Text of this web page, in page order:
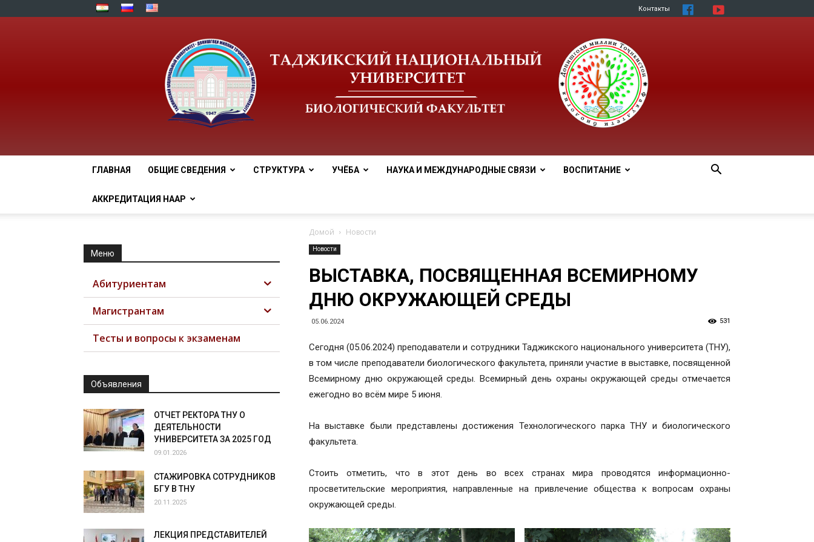
Контакты
ГЛАВНАЯ ОБЩИЕ СВЕДЕНИЯ СТРУКТУРА УЧЁБА НАУКА И МЕЖДУНАРОДНЫЕ СВЯЗИ ВОСПИТАНИЕ
АККРЕДИТАЦИЯ НААР
Домой Новости
Новости
ВЫСТАВКА, ПОСВЯЩЕННАЯ ВСЕМИРНОМУ
ДНЮ ОКРУЖАЮЩЕЙ СРЕДЫ
05.06.2024 531
Сегодня (05.06.2024) преподаватели и сотрудники Таджикского национального университета (ТНУ),
в том числе преподаватели биологического факультета, приняли участие в выставке, посвященной
Всемирному дню окружающей среды. Всемирный день охраны окружающей среды отмечается
ежегодно во всём мире 5 июня.
На выставке были представлены достижения Технологического парка ТНУ и биологического
факультета.
Стоить отметить, что в этот день во всех странах мира проводятся информационно-
просветительские мероприятия, направленные на привлечение общества к вопросам охраны
окружающей среды.
Меню
Абитуриентам
Магистрантам
Тесты и вопросы к экзаменам
Объявления
ОТЧЕТ РЕКТОРА ТНУ О
ДЕЯТЕЛЬНОСТИ
УНИВЕРСИТЕТА ЗА 2025 ГОД
09.01.2026
СТАЖИРОВКА СОТРУДНИКОВ
БГУ В ТНУ
20.11.2025
ЛЕКЦИЯ ПРЕДСТАВИТЕЛЕЙ